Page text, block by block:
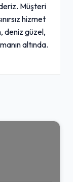
Müşteri
hizmet
deniz güzel,
altında.